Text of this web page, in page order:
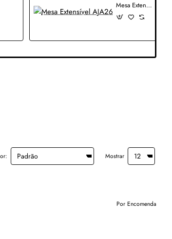
Mesa Extensível AJA26
Mostrar
Por Encomenda